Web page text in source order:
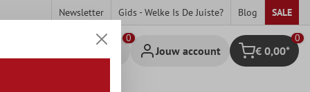
Newsletter Gids - Welke Is De Juiste? Blog SALE
Jouw account Winkelmandje
0
€ 0,00*